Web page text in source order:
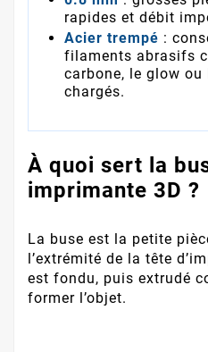
rapides et débit
Acier trempé :
filaments abrasifs
carbone, le glow
chargés.
À quoi sert la
imprimante 3D ?
La buse est la petite
l’extrémité de la tête
est fondu, puis extrudé
former l’objet.